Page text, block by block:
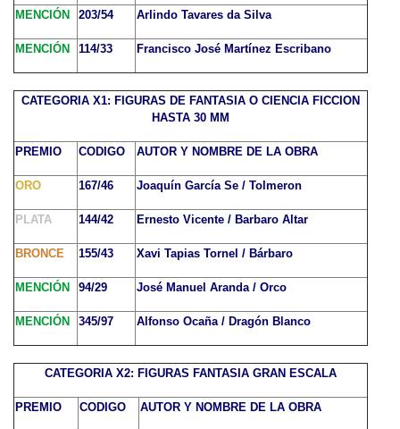
MENCIÓN 203/54 Arlindo Tavares da Silva
MENCIÓN 114/33 Francisco José Martínez Escribano
CATEGORIA X1: FIGURAS DE FANTASIA O CIENCIA FICCION
HASTA 30 MM
PREMIO CODIGO AUTOR Y NOMBRE DE LA OBRA
ORO 167/46 Joaquín García Se / Tolmeron
PLATA 144/42 Ernesto Vicente / Barbaro Altar
BRONCE 155/43 Xavi Tapias Tornel / Bárbaro
MENCIÓN 94/29 José Manuel Aranda / Orco
MENCIÓN 345/97 Alfonso Ocaña / Dragón Blanco
CATEGORIA X2: FIGURAS FANTASIA GRAN ESCALA
PREMIO CODIGO AUTOR Y NOMBRE DE LA OBRA